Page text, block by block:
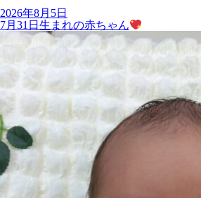
2026年8月5日
7月31日生まれの赤ちゃん